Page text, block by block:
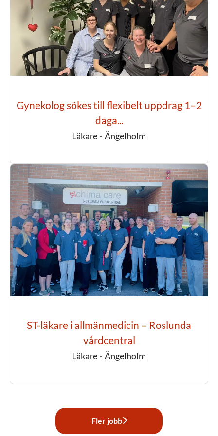
Gynekolog sökes till flexibelt uppdrag 1–2
daga...
Läkare · Ängelholm
ST-läkare i allmänmedicin – Roslunda
vårdcentral
Läkare · Ängelholm
Fler jobb